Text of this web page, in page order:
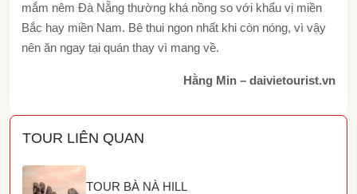
mắm nêm Đà Nẵng thường khá nồng so với khẩu vị miền
Bắc hay miền Nam. Bê thui ngon nhất khi còn nóng, vì vậy
nên ăn ngay tại quán thay vì mang về.
Hằng Min – daivietourist.vn
TOUR LIÊN QUAN
TOUR BÀ NÀ HILL